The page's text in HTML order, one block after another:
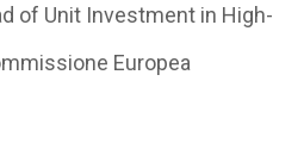
of Unit Investment in High-
Europea